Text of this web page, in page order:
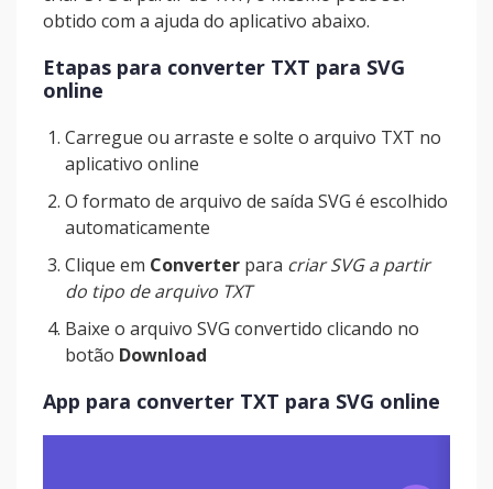
obtido com a ajuda do aplicativo abaixo.
Etapas para converter TXT para SVG
online
Carregue ou arraste e solte o arquivo TXT no
aplicativo online
O formato de arquivo de saída SVG é escolhido
automaticamente
Clique em Converter para criar SVG a partir
do tipo de arquivo TXT
Baixe o arquivo SVG convertido clicando no
botão Download
App para converter TXT para SVG online